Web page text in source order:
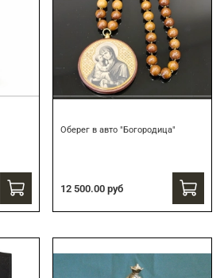
Оберег в авто "Богородица"
12 500.00 руб